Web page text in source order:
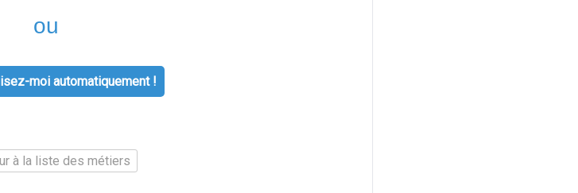
ou
moi automatiquement !
à la liste des métiers